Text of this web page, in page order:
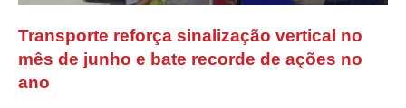
Transporte reforça sinalização vertical no
mês de junho e bate recorde de ações no
ano